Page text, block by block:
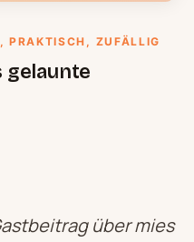
, PRAKTISCH , ZUFÄLLIG
gelaunte
über mies